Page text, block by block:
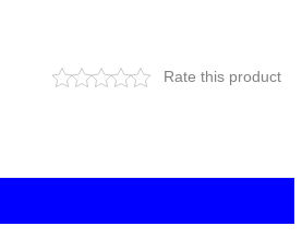
Rate this product